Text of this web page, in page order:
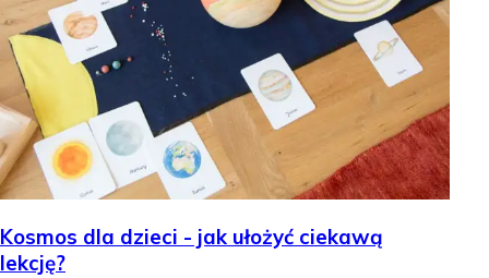
Kosmos dla dzieci - jak ułożyć ciekawą
lekcję?